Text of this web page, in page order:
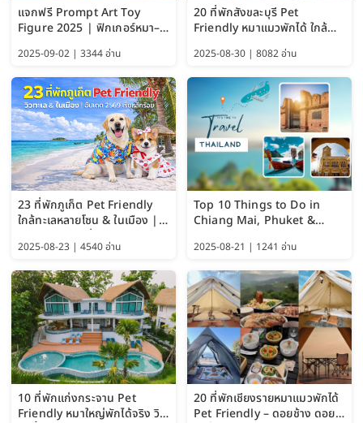
แจกฟรี Prompt Art Toy
Figure 2025 | ฟิกเกอร์หมา–
ChatGPT และ Gemini
2025-09-02 | 3344 อ่าน
20 ที่พักสังขละบุรี Pet
Friendly หมาแมวพักได้ ใกล้
2025-08-30 | 8082 อ่าน
23 ที่พักภูเก็ต Pet Friendly
ใกล้ทะเลหลายโซน & ในเมือง |
2025-08-23 | 4540 อ่าน
Top 10 Things to Do in
Chiang Mai, Phuket &
Guide 2025)
2025-08-21 | 1241 อ่าน
10 ที่พักแก่งกระจาน Pet
Friendly หมาใหญ่พักได้จริง วิว
20 ที่พักเชียงรายหมาแมวพักได้
Pet Friendly – ดอยช้าง ดอย